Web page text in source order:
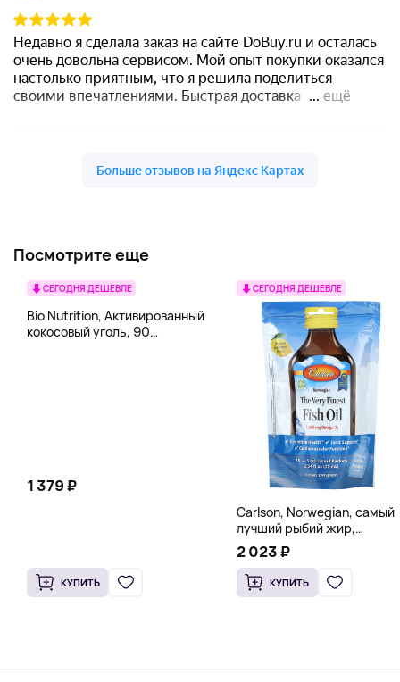
Посмотрите еще
СЕГОДНЯ ДЕШЕВЛЕ
Bio Nutrition, Активированный
кокосовый уголь, 90
1 379 ₽
КУПИТЬ
СЕГОДНЯ ДЕШЕВЛЕ
Carlson, Norwegian, самый
лучший рыбий жир,
натуральный лимон, 15
пакетиков (5 мл) каждый
2 023 ₽
КУПИТЬ